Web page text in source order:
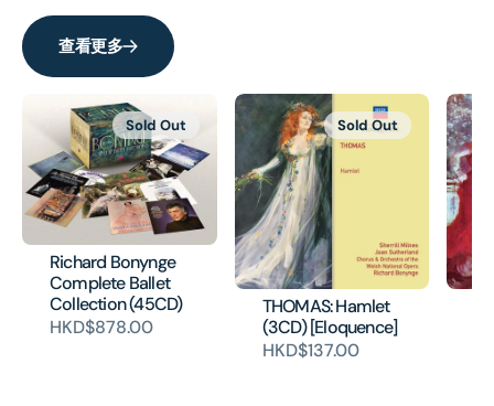
查看更多
Richard Bonynge
Complete Ballet
Collection (45CD)
HKD$878.00
Sold Out
THOMAS: Hamlet
(3CD) [Eloquence]
HKD$137.00
Sold Out